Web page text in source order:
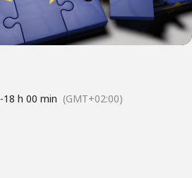
-18 h 00 min (GMT+02:00)